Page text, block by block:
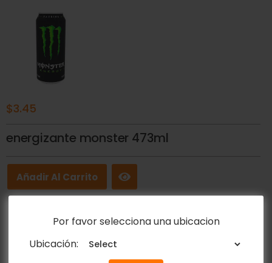
Por favor selecciona una ubicacion
Ubicación:
$3.45
energizante monster 473ml
Añadir Al Carrito